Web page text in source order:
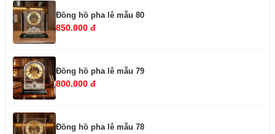
Đồng hồ pha lê mẫu 80
850.000 đ
Đồng hồ pha lê mẫu 79
800.000 đ
Đồng hồ pha lê mẫu 78